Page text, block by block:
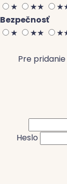
★
★★ ★
Bezpečnosť
★
★★ ★
Pre
Heslo